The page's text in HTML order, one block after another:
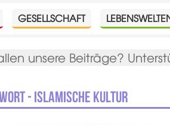
GESELLSCHAFT
unsere Beiträge?
- Islamische Kultur